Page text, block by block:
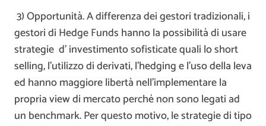
3) Opportunità. A differenza dei gestori tradizionali, i
gestori di Hedge Funds hanno la possibilità di usare
strategie d’ investimento sofisticate quali lo short
selling, l’utilizzo di derivati, l’hedging e l’uso della leva
ed hanno maggiore libertà nell’implementare la
propria view di mercato perché non sono legati ad
un benchmark. Per questo motivo, le strategie di tipo